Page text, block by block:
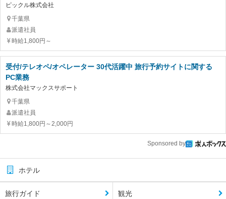
ピックル株式会社
千葉県
派遣社員
時給1,800円～
受付/テレオペ/オペレーター 30代活躍中 旅行予約サイトに関する
PC業務
株式会社マックスサポート
千葉県
派遣社員
時給1,800円～2,000円
Sponsored by
ホテル
旅行ガイド 観光